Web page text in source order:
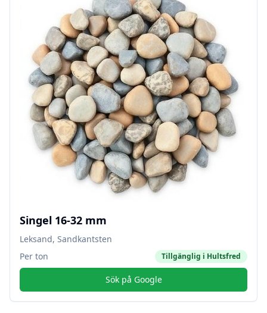
Singel 16-32 mm
Leksand, Sandkantsten
Per ton
Tillgänglig i Hultsfred
Sök på Google